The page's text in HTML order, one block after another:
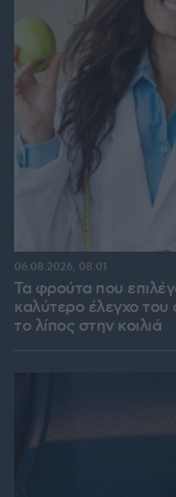
Τα φρούτα που
καλύτερο έλεγχο του
το λίπος στην κοιλιά
06.08.2026, 08:01